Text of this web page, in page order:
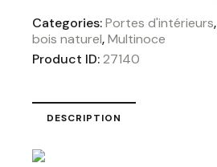
Categories:Portes d'intérieurs,
bois naturel,Multinoce
Product ID:27140
DESCRIPTION